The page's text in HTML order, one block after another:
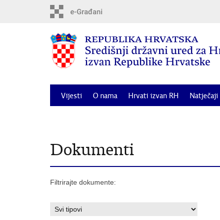
Vijesti O nama Hrvati izvan RH Natječaji
Dokumenti
Filtrirajte dokumente: